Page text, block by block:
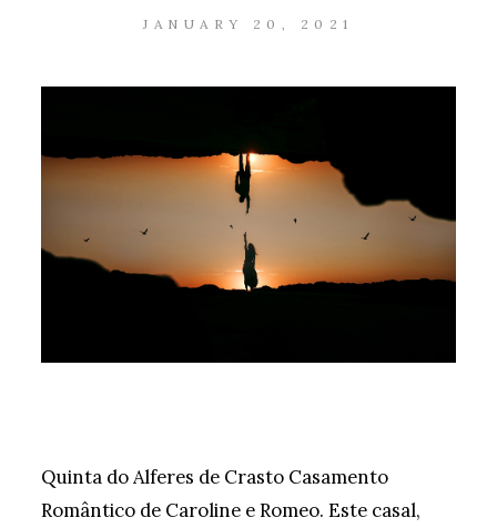
JANUARY 20, 2021
Quinta do Alferes de Crasto Casamento
Romântico de Caroline e Romeo. Este casal,